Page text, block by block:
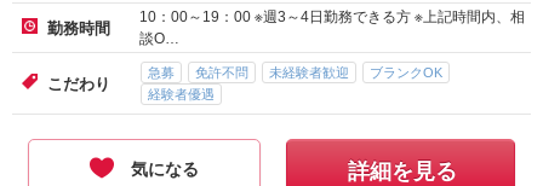
勤務時間
10：00～19：00 ※週3～4日勤務できる方 ※上記時間内、相
談O…
こだわり
急募 免許不問 未経験者歓迎
ブランクOK
経験者優遇
気になる 詳細を見る